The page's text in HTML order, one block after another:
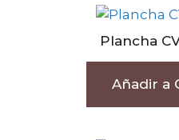
Plancha
Añadir a